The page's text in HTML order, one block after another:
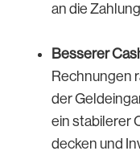
an die
Besserer
Rechnungen
der
ein stabilerer
decken und